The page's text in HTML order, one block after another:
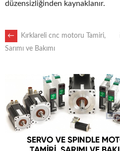
düzensizliğinden kaynaklanır.
POST
NAVIGATION
←
Kırklareli cnc motoru Tamiri,
Sarımı ve Bakımı